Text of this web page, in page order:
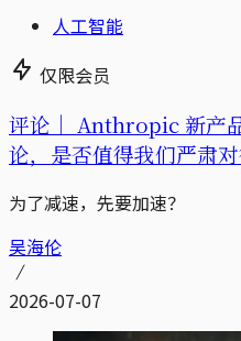
人工智能
仅限会员
评论｜ Anthropic 新产
论，是否值得我们严肃对
为了减速，先要加速？
吴海伦
2026-07-07